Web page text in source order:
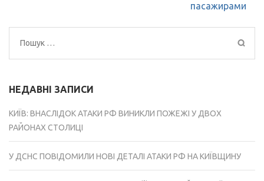
пасажирами
Пошук:
НЕДАВНІ ЗАПИСИ
КИЇВ: ВНАСЛІДОК АТАКИ РФ ВИНИКЛИ ПОЖЕЖІ У ДВОХ
РАЙОНАХ СТОЛИЦІ
У ДСНС ПОВІДОМИЛИ НОВІ ДЕТАЛІ АТАКИ РФ НА КИЇВЩИНУ